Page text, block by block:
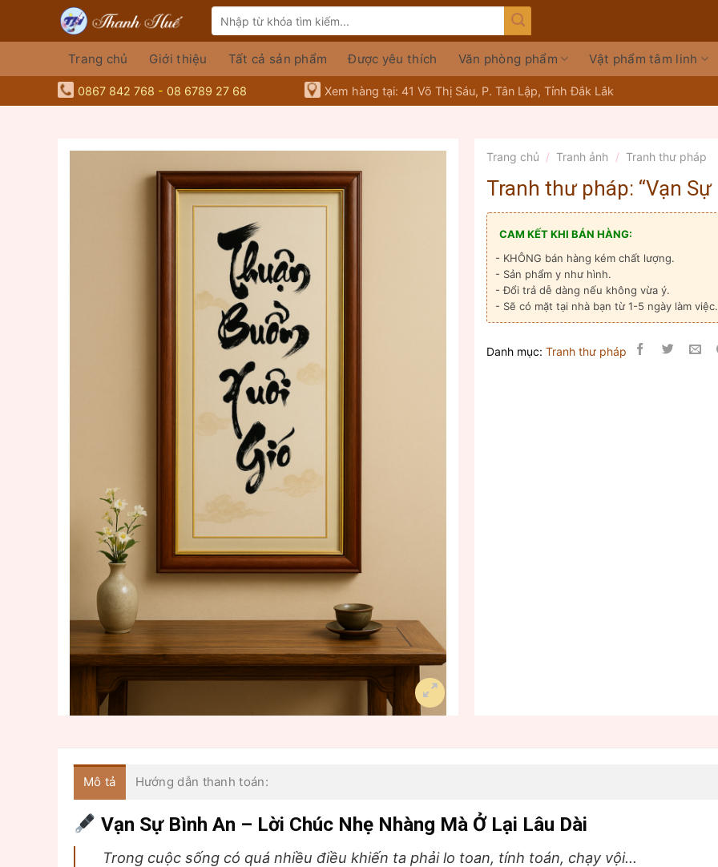
content
kiếm:
Trang chủ Giới thiệu Tất cả sản phẩm Được yêu thích Văn phòng phẩm Vật phẩm tâm linh
0867 842 768 - 08 6789 27 68 Xem hàng tại: 41 Võ Thị Sáu, P. Tân Lập, Tỉnh Đắk Lắk
Trang chủ / Tranh ảnh / Tranh thư pháp
Tranh thư pháp: “Vạn
CAM KẾT KHI BÁN HÀNG:
- KHÔNG bán hàng kém chất lượng.
- Sản phẩm y như hình.
- Đổi trả dễ dàng nếu không vừa ý.
- Sẽ có mặt tại nhà bạn từ 1-5 ngày làm việc.
Danh mục: Tranh thư pháp
Mô tả Hướng dẫn thanh toán:
Vạn Sự Bình An – Lời Chúc Nhẹ Nhàng Mà Ở Lại Lâu Dài
Trong cuộc sống có quá nhiều điều khiến ta phải lo toan, tính toán, chạy vội…